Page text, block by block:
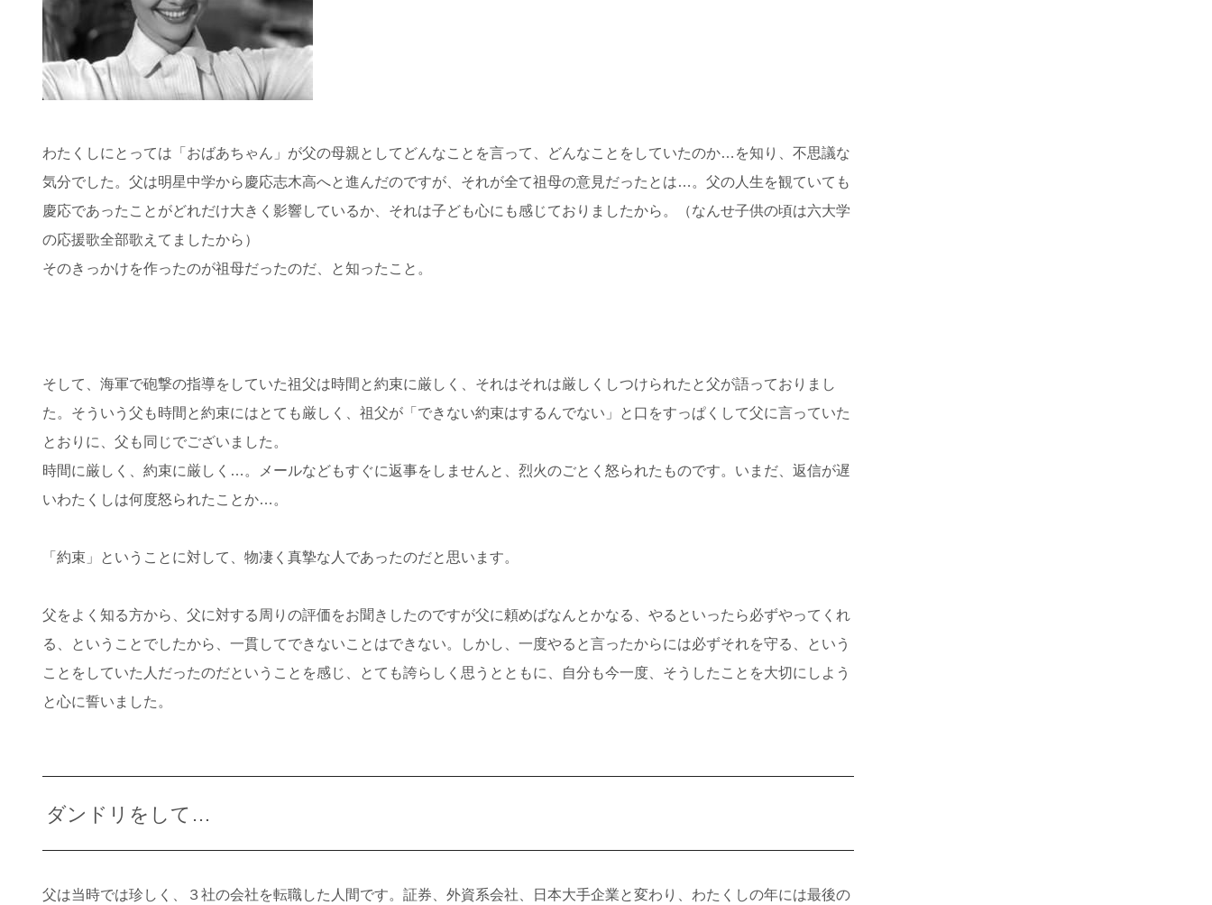
わたくしにとっては「おばあちゃん」が父の母親としてどんなことを言って、どんなことをしていたのか…を知り、不思議な
気分でした。父は明星中学から慶応志木高へと進んだのですが、それが全て祖母の意見だったとは…。父の人生を観ていても
慶応であったことがどれだけ大きく影響しているか、それは子ども心にも感じておりましたから。（なんせ子供の頃は六大学
の応援歌全部歌えてましたから）
そのきっかけを作ったのが祖母だったのだ、と知ったこと。
そして、海軍で砲撃の指導をしていた祖父は時間と約束に厳しく、それはそれは厳しくしつけられたと父が語っておりまし
た。そういう父も時間と約束にはとても厳しく、祖父が「できない約束はするんでない」と口をすっぱくして父に言っていた
とおりに、父も同じでございました。
時間に厳しく、約束に厳しく…。メールなどもすぐに返事をしませんと、烈火のごとく怒られたものです。いまだ、返信が遅
いわたくしは何度怒られたことか…。
「約束」ということに対して、物凄く真摯な人であったのだと思います。
父をよく知る方から、父に対する周りの評価をお聞きしたのですが父に頼めばなんとかなる、やるといったら必ずやってくれ
る、ということでしたから、一貫してできないことはできない。しかし、一度やると言ったからには必ずそれを守る、という
ことをしていた人だったのだということを感じ、とても誇らしく思うとともに、自分も今一度、そうしたことを大切にしよう
と心に誓いました。
ダンドリをして…
父は当時では珍しく、３社の会社を転職した人間です。証券、外資系会社、日本大手企業と変わり、わたくしの年には最後の